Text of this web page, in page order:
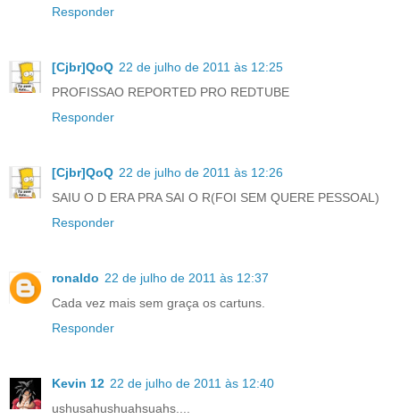
Responder
[Cjbr]QoQ 22 de julho de 2011 às 12:25
PROFISSAO REPORTED PRO REDTUBE
Responder
[Cjbr]QoQ 22 de julho de 2011 às 12:26
SAIU O D ERA PRA SAI O R(FOI SEM QUERE PESSOAL)
Responder
ronaldo 22 de julho de 2011 às 12:37
Cada vez mais sem graça os cartuns.
Responder
Kevin 12 22 de julho de 2011 às 12:40
ushusahushuahsuahs....